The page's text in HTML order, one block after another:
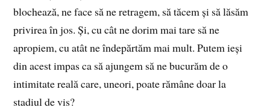
blochează, ne face să ne retragem, să tăcem și să lăsăm
privirea în jos. Și, cu cât ne dorim mai tare să ne
apropiem, cu atât ne îndepărtăm mai mult. Putem ieși
din acest impas ca să ajungem să ne bucurăm de o
intimitate reală care, uneori, poate rămâne doar la
stadiul de vis?